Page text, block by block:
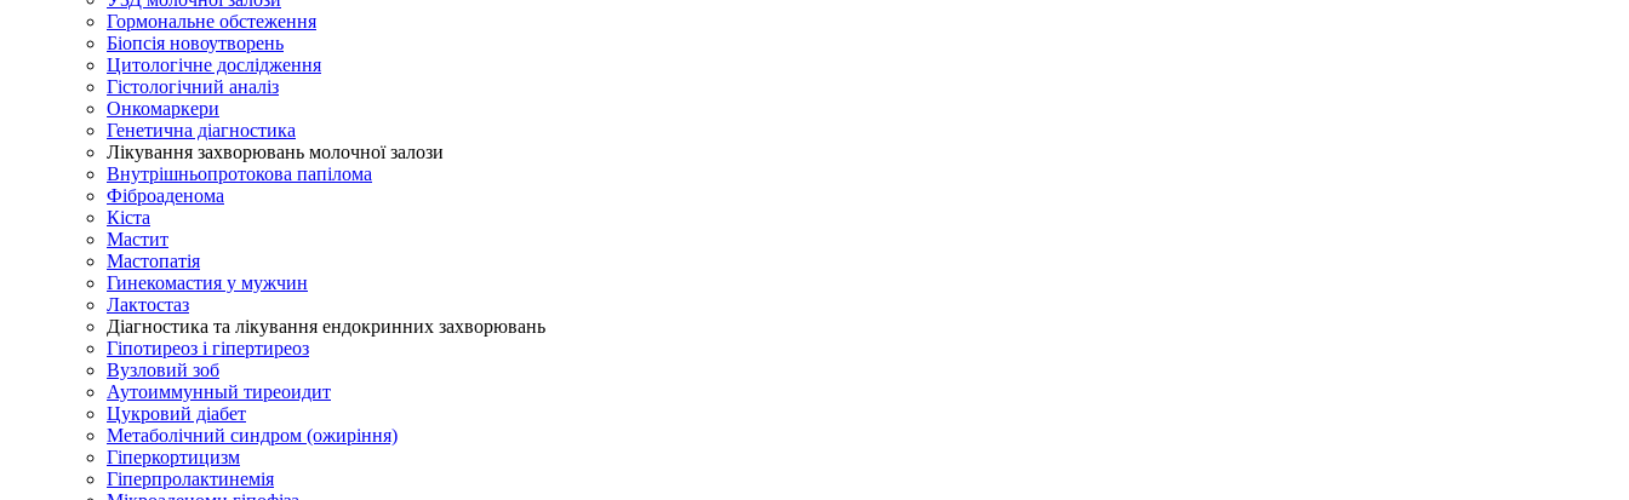
Гормональне обстеження
Біопсія новоутворень
Цитологічне дослідження
Гістологічний аналіз
Онкомаркери
Генетична діагностика
Лікування захворювань молочної залози
Внутрішньопротокова папілома
Фіброаденома
Кіста
Мастит
Мастопатія
Гинекомастия у мужчин
Лактостаз
Діагностика та лікування ендокринних захворювань
Гіпотиреоз і гіпертиреоз
Вузловий зоб
Аутоиммунный тиреоидит
Цукровий діабет
Метаболічний синдром (ожиріння)
Гіперкортицизм
Гіперпролактинемія